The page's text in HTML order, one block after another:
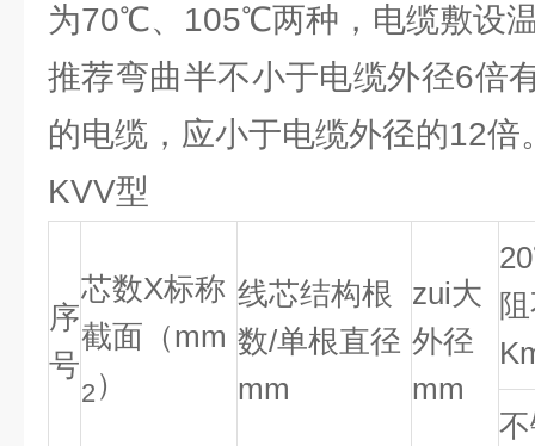
为70℃、105℃两种，电缆敷设
推荐弯曲半不小于电缆外径6倍
的电缆，应小于电缆外径的12倍
KVV型
序
号
芯数X标称
截面（mm
2 ）
线芯结构根
数/单根直径
mm
zui大
外径
mm